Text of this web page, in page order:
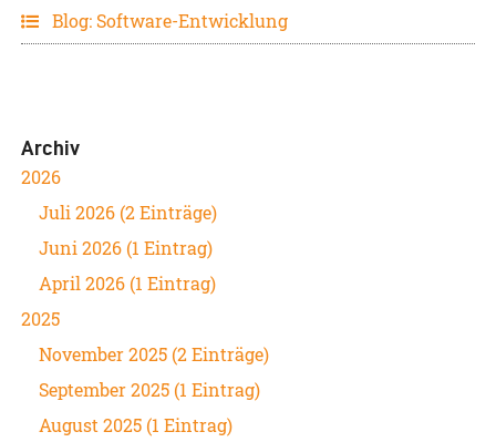
Blog: Software-Entwicklung
Archiv
2026
Juli 2026 (2 Einträge)
Juni 2026 (1 Eintrag)
April 2026 (1 Eintrag)
2025
November 2025 (2 Einträge)
September 2025 (1 Eintrag)
August 2025 (1 Eintrag)